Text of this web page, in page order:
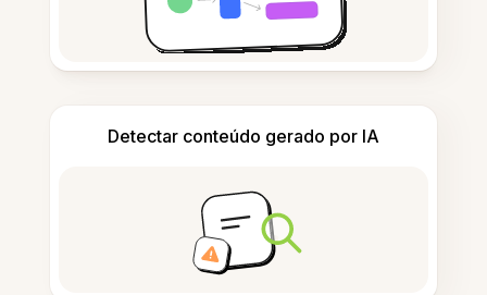
Detectar conteúdo gerado por IA